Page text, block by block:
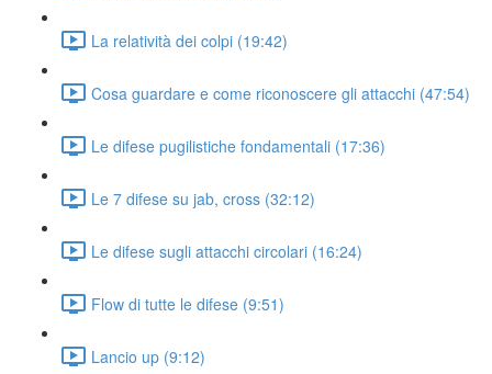
La relatività dei colpi (19:42)
Cosa guardare e come riconoscere gli attacchi (47:54)
Le difese pugilistiche fondamentali (17:36)
Le 7 difese su jab, cross (32:12)
Le difese sugli attacchi circolari (16:24)
Flow di tutte le difese (9:51)
Lancio up (9:12)